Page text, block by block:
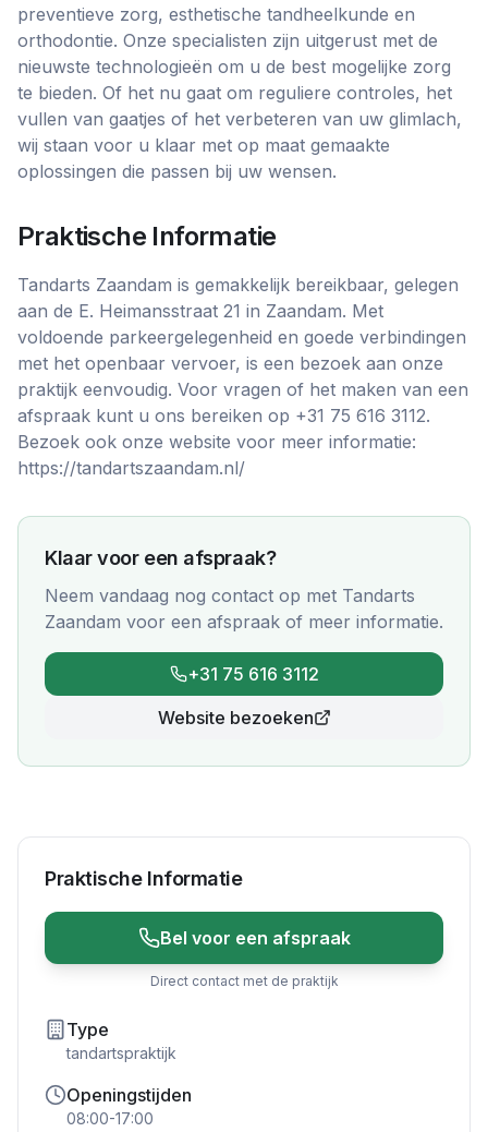
preventieve zorg, esthetische tandheelkunde en
orthodontie. Onze specialisten zijn uitgerust met de
nieuwste technologieën om u de best mogelijke zorg
te bieden. Of het nu gaat om reguliere controles, het
vullen van gaatjes of het verbeteren van uw glimlach,
wij staan voor u klaar met op maat gemaakte
oplossingen die passen bij uw wensen.
Praktische Informatie
Tandarts Zaandam is gemakkelijk bereikbaar, gelegen
aan de E. Heimansstraat 21 in Zaandam. Met
voldoende parkeergelegenheid en goede verbindingen
met het openbaar vervoer, is een bezoek aan onze
praktijk eenvoudig. Voor vragen of het maken van een
afspraak kunt u ons bereiken op +31 75 616 3112.
Bezoek ook onze website voor meer informatie:
https://tandartszaandam.nl/
Klaar voor een afspraak?
Neem vandaag nog contact op met Tandarts
Zaandam voor een afspraak of meer informatie.
+31 75 616 3112
Website bezoeken
Praktische Informatie
Bel voor een afspraak
Direct contact met de praktijk
Type
tandartspraktijk
Openingstijden
08:00-17:00